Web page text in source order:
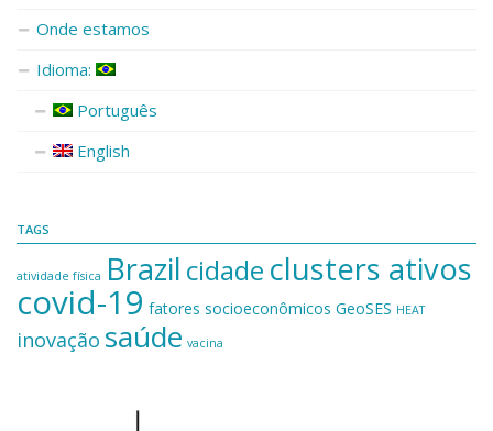
Onde estamos
Idioma:
Português
English
TAGS
atividade física Brazil cidade clusters ativos
covid-19 fatores socioeconômicos GeoSES HEAT
inovação saúde vacina